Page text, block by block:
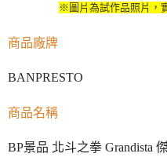
※圖片為試作品照片，
商品廠牌
BANPRESTO
商品名稱
BP景品 北斗之拳 Grandista